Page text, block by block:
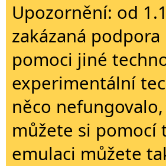
Upozornění: od
zakázaná
pomoci jiné
experimentální
něco
můžete si pomocí
emulaci můžete